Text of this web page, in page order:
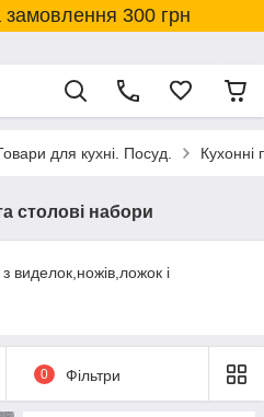
замовлення 300 грн
для кухні. Посуд. Кухонні
столові набори
виделок,ножів,ложок і
0 Фільтри